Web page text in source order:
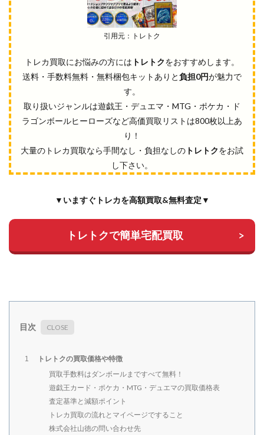
引用元：トレトク
トレカ買取にお悩みの方には トレトクをおすすめします。
送料・手数料無料・無料梱包キットありと負担0円が魅力で
す。
取り扱いジャンルは遊戯王・デュエマ・MTG・ポケカ・ド
ラゴンボールヒーローズなど高価買取リストは800枚以上あ
り！
大量のトレカ買取なら手間なし・負担なしの トレトクをお試
し下さい。
▼いますぐトレカを高額買取&無料査定▼
トレトクで簡単宅配買取
目次
1
トレトクの買取価格や特徴
買取手数料はダンボールまですべて無料！
遊戯王カード・ポケカ・MTG・デュエマの買取価格表
査定基準と減額ポイント
トレカ買取の流れとマイページですること
株式会社山徳の問い合わせ先